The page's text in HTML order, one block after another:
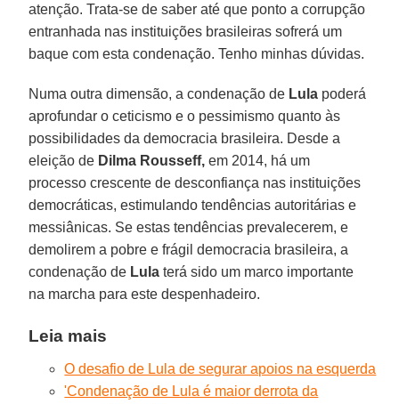
atenção. Trata-se de saber até que ponto a corrupção
entranhada nas instituições brasileiras sofrerá um
baque com esta condenação. Tenho minhas dúvidas.
Numa outra dimensão, a condenação de Lula poderá
aprofundar o ceticismo e o pessimismo quanto às
possibilidades da democracia brasileira. Desde a
eleição de Dilma Rousseff, em 2014, há um
processo crescente de desconfiança nas instituições
democráticas, estimulando tendências autoritárias e
messiânicas. Se estas tendências prevalecerem, e
demolirem a pobre e frágil democracia brasileira, a
condenação de Lula terá sido um marco importante
na marcha para este despenhadeiro.
Leia mais
O desafio de Lula de segurar apoios na esquerda
'Condenação de Lula é maior derrota da